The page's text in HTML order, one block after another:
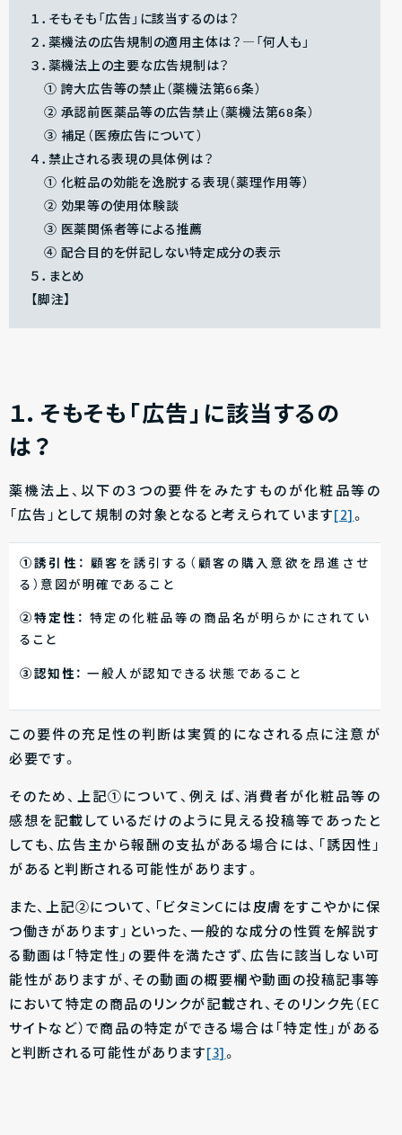
１．そもそも「広告」に該当するのは？
２．薬機法の広告規制の適用主体は？―「何人も」
３．薬機法上の主要な広告規制は？
① 誇大広告等の禁止（薬機法第66条）
② 承認前医薬品等の広告禁止（薬機法第68条）
③ 補足（医療広告について）
４．禁止される表現の具体例は？
① 化粧品の効能を逸脱する表現（薬理作用等）
② 効果等の使用体験談
③ 医薬関係者等による推薦
④ 配合目的を併記しない特定成分の表示
５．まとめ
【脚注】
１．そもそも「広告」に該当するの
は？
薬機法上、以下の３つの要件をみたすものが化粧品等の
「広告」として規制の対象となると考えられています[2]。
①誘引性： 顧客を誘引する（顧客の購入意欲を昂進させ
る）意図が明確であること
②特定性： 特定の化粧品等の商品名が明らかにされてい
ること
③認知性： 一般人が認知できる状態であること
この要件の充足性の判断は実質的になされる点に注意が
必要です。
そのため、上記①について、例えば、消費者が化粧品等の
感想を記載しているだけのように見える投稿等であったと
しても、広告主から報酬の支払がある場合には、「誘因性」
があると判断される可能性があります。
また、上記②について、「ビタミンCには皮膚をすこやかに保
つ働きがあります」といった、一般的な成分の性質を解説す
る動画は「特定性」の要件を満たさず、広告に該当しない可
能性がありますが、その動画の概要欄や動画の投稿記事等
において特定の商品のリンクが記載され、そのリンク先（EC
サイトなど）で商品の特定ができる場合は「特定性」がある
と判断される可能性があります[3]。